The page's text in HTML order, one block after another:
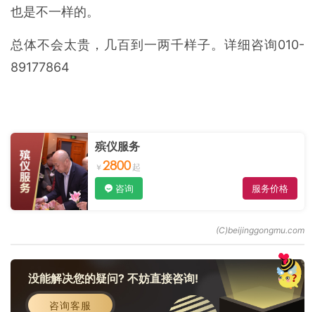
也是不一样的。
总体不会太贵，几百到一两千样子。详细咨询010-
89177864
殡仪服务
2800
咨询 服务价格
没能解决您的疑问? 不妨直接咨询!
咨询客服